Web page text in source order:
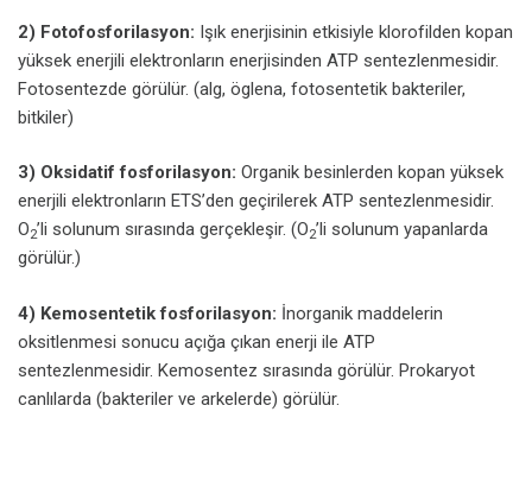
2) Fotofosforilasyon: Işık enerjisinin etkisiyle klorofilden kopan
yüksek enerjili elektronların enerjisinden ATP sentezlenmesidir.
Fotosentezde görülür. (alg, öglena, fotosentetik bakteriler,
bitkiler)
3) Oksidatif fosforilasyon: Organik besinlerden kopan yüksek
enerjili elektronların ETS’den geçirilerek ATP sentezlenmesidir.
O2’li solunum sırasında gerçekleşir. (O2’li solunum yapanlarda
görülür.)
4) Kemosentetik fosforilasyon: İnorganik maddelerin
oksitlenmesi sonucu açığa çıkan enerji ile ATP
sentezlenmesidir. Kemosentez sırasında görülür. Prokaryot
canlılarda (bakteriler ve arkelerde) görülür.